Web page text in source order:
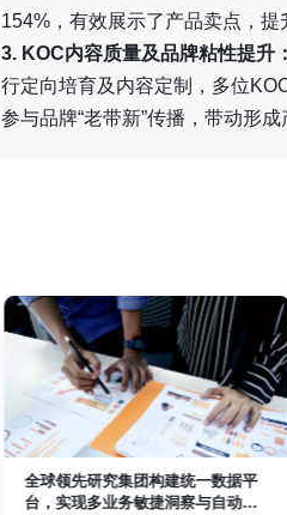
154%，有效展示了产品卖点，提
3. KOC内容质量及品牌粘性提升：
行定向培育及内容定制，多位
参与品牌“老带新”传播，带动形
全球领先研究集团构建统一数据平
台，实现多业务敏捷洞察与自动化